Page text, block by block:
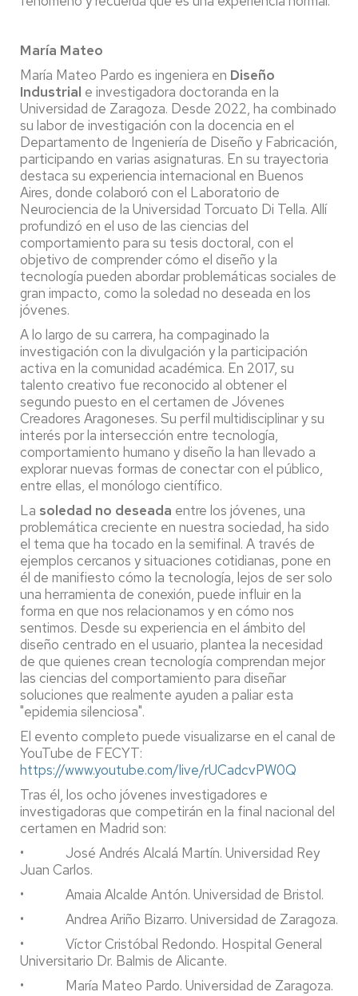
María Mateo
María Mateo Pardo es ingeniera en Diseño
Industrial e investigadora doctoranda en la
Universidad de Zaragoza. Desde 2022, ha combinado
su labor de investigación con la docencia en el
Departamento de Ingeniería de Diseño y Fabricación,
participando en varias asignaturas. En su trayectoria
destaca su experiencia internacional en Buenos
Aires, donde colaboró con el Laboratorio de
Neurociencia de la Universidad Torcuato Di Tella. Allí
profundizó en el uso de las ciencias del
comportamiento para su tesis doctoral, con el
objetivo de comprender cómo el diseño y la
tecnología pueden abordar problemáticas sociales de
gran impacto, como la soledad no deseada en los
jóvenes.
A lo largo de su carrera, ha compaginado la
investigación con la divulgación y la participación
activa en la comunidad académica. En 2017, su
talento creativo fue reconocido al obtener el
segundo puesto en el certamen de Jóvenes
Creadores Aragoneses. Su perfil multidisciplinar y su
interés por la intersección entre tecnología,
comportamiento humano y diseño la han llevado a
explorar nuevas formas de conectar con el público,
entre ellas, el monólogo científico.
La soledad no deseada entre los jóvenes, una
problemática creciente en nuestra sociedad, ha sido
el tema que ha tocado en la semifinal. A través de
ejemplos cercanos y situaciones cotidianas, pone en
él de manifiesto cómo la tecnología, lejos de ser solo
una herramienta de conexión, puede influir en la
forma en que nos relacionamos y en cómo nos
sentimos. Desde su experiencia en el ámbito del
diseño centrado en el usuario, plantea la necesidad
de que quienes crean tecnología comprendan mejor
las ciencias del comportamiento para diseñar
soluciones que realmente ayuden a paliar esta
"epidemia silenciosa".
El evento completo puede visualizarse en el canal de
YouTube de FECYT:
https://www.youtube.com/live/rUCadcvPW0Q
Tras él, los ocho jóvenes investigadores e
investigadoras que competirán en la final nacional del
certamen en Madrid son:
• José Andrés Alcalá Martín. Universidad Rey
Juan Carlos.
• Amaia Alcalde Antón. Universidad de Bristol.
• Andrea Ariño Bizarro. Universidad de Zaragoza.
• Víctor Cristóbal Redondo. Hospital General
Universitario Dr. Balmis de Alicante.
• María Mateo Pardo. Universidad de Zaragoza.